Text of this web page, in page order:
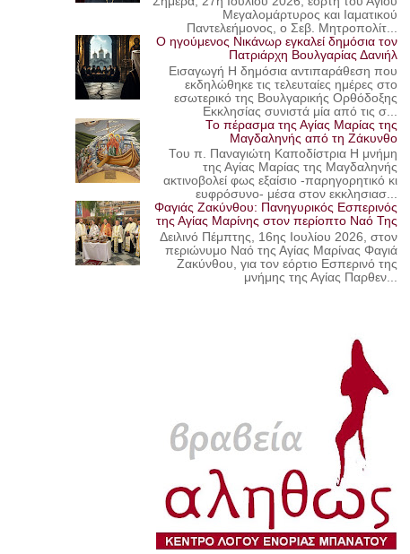
Μεγαλομάρτυρος και Ιαματικού
Παντελεήμονος, ο Σεβ. Μητροπολίτ...
Ο ηγούμενος Νικάνωρ εγκαλεί δημόσια τον
Πατριάρχη Βουλγαρίας Δανιήλ
Εισαγωγή Η δημόσια αντιπαράθεση που
εκδηλώθηκε τις τελευταίες ημέρες στο
εσωτερικό της Βουλγαρικής Ορθόδοξης
Εκκλησίας συνιστά μία από τις σ...
Το πέρασμα της Αγίας Μαρίας της
Μαγδαληνής από τη Ζάκυνθο
Του π. Παναγιώτη Καποδίστρια Η μνήμη
της Αγίας Μαρίας της Μαγδαληνής
ακτινοβολεί φως εξαίσιο -παρηγορητικό κι
ευφρόσυνο- μέσα στον εκκλησιασ...
Φαγιάς Ζακύνθου: Πανηγυρικός Εσπερινός
της Αγίας Μαρίνης στον περίοπτο Ναό Της
Δειλινό Πέμπτης, 16ης Ιουλίου 2026, στον
περιώνυμο Ναό της Αγίας Μαρίνας Φαγιά
Ζακύνθου, για τον εόρτιο Εσπερινό της
μνήμης της Αγίας Παρθεν...